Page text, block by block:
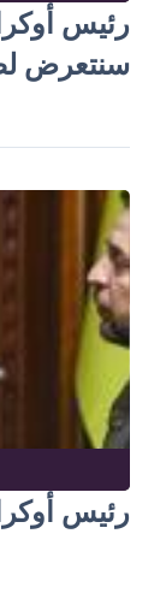
رئيس
سنتعرض
رئيس